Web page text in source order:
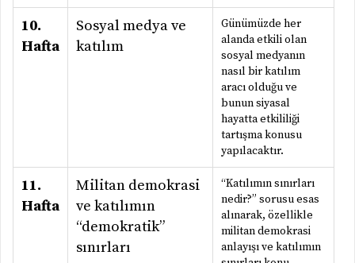
10.
Hafta
Sosyal medya ve
katılım
Günümüzde her
alanda etkili olan
sosyal medyanın
nasıl bir katılım
aracı olduğu ve
bunun siyasal
hayatta etkililiği
tartışma konusu
yapılacaktır.
11.
Hafta
Militan demokrasi
ve katılımın
“demokratik”
sınırları
“Katılımın sınırları
nedir?” sorusu esas
alınarak, özellikle
militan demokrasi
anlayışı ve katılımın